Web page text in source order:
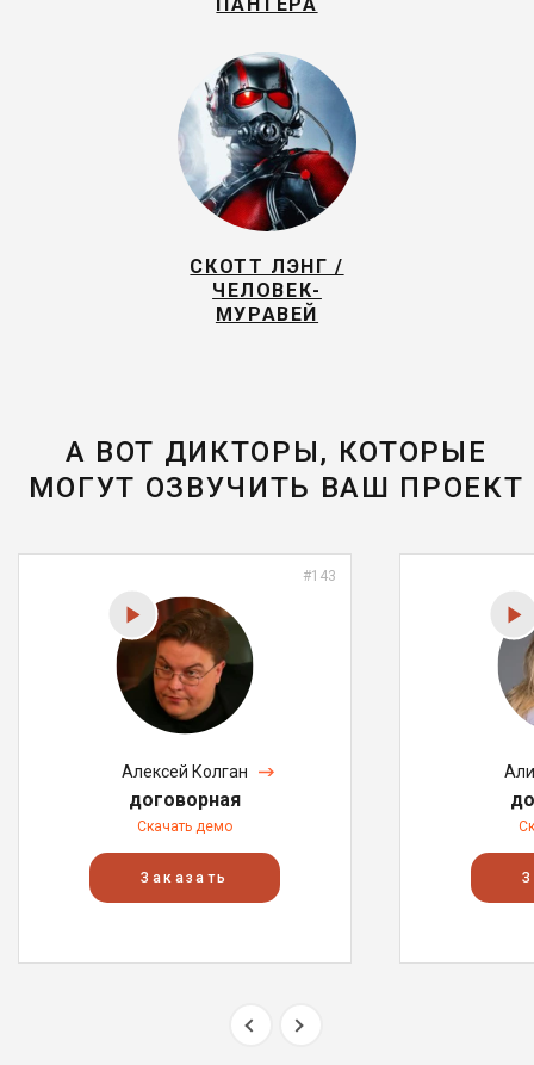
СКОТТ ЛЭНГ /
ЧЕЛОВЕК-
МУРАВЕЙ
А ВОТ ДИКТОРЫ, КОТОРЫЕ
МОГУТ ОЗВУЧИТЬ ВАШ ПРОЕКТ
#143
Алексей Колган
договорная
Скачать демо
Заказать